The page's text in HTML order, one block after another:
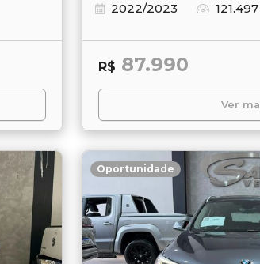
2022/2023
R$ 87.990
Ver
Oportunidade